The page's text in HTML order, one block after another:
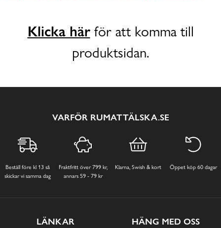
Klicka härför att komma till
produktsidan.
VARFÖR RUMATTÄLSKA.SE
Beställ före kl 13 så
skickar vi samma dag
Fraktfritt över 799 kr,
annars 59 - 79 kr
Klarna, Swish & kort Öppet köp 60 dagar
LÄNKAR HÄNG MED OSS